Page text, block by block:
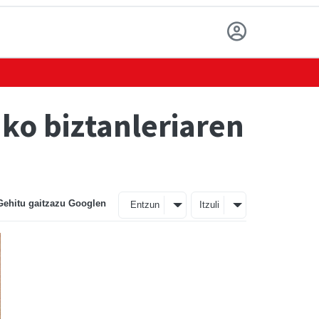
biztanleriaren
gaitzazu Googlen Entzun Itzuli